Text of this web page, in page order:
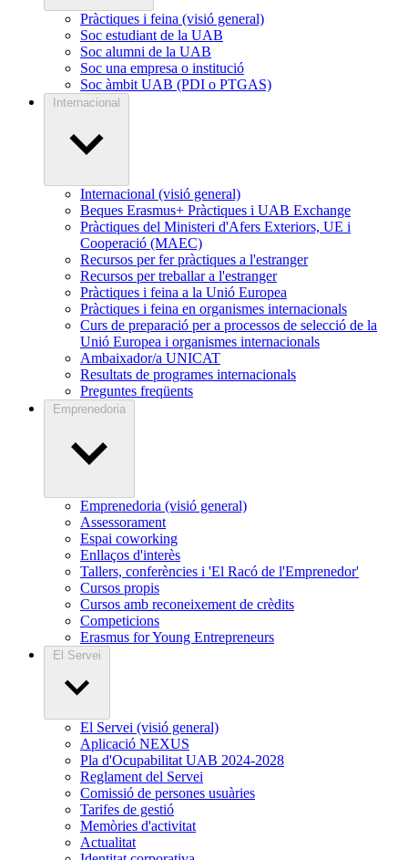
Pràctiques i feina (visió general)
Soc estudiant de la UAB
Soc alumni de la UAB
Soc una empresa o institució
Soc àmbit UAB (PDI o PTGAS)
Internacional
Internacional (visió general)
Beques Erasmus+ Pràctiques i UAB Exchange
Pràctiques del Ministeri d'Afers Exteriors, UE i
Cooperació (MAEC)
Recursos per fer pràctiques a l'estranger
Recursos per treballar a l'estranger
Pràctiques i feina a la Unió Europea
Pràctiques i feina en organismes internacionals
Curs de preparació per a processos de selecció de la
Unió Europea i organismes internacionals
Ambaixador/a UNICAT
Resultats de programes internacionals
Preguntes freqüents
Emprenedoria
Emprenedoria (visió general)
Assessorament
Espai coworking
Enllaços d'interès
Tallers, conferències i 'El Racó de l'Emprenedor'
Cursos propis
Cursos amb reconeixement de crèdits
Competicions
Erasmus for Young Entrepreneurs
El Servei
El Servei (visió general)
Aplicació NEXUS
Pla d'Ocupabilitat UAB 2024-2028
Reglament del Servei
Comissió de persones usuàries
Tarifes de gestió
Memòries d'activitat
Actualitat